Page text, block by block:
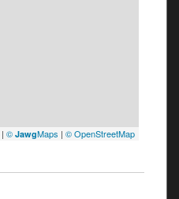
| © JawgMaps | © OpenStreetMap